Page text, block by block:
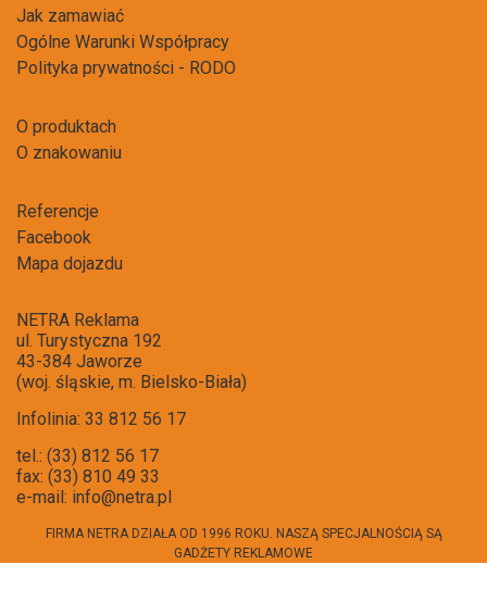
Jak zamawiać
Ogólne Warunki Współpracy
Polityka prywatności - RODO
O produktach
O znakowaniu
Referencje
Facebook
Mapa dojazdu
NETRA Reklama
ul. Turystyczna 192
43-384 Jaworze
(woj. śląskie, m. Bielsko-Biała)
Infolinia: 33 812 56 17
tel.: (33) 812 56 17
fax: (33) 810 49 33
e-mail: info@netra.pl
FIRMA NETRA DZIAŁA OD 1996 ROKU. NASZĄ SPECJALNOŚCIĄ SĄ
GADŻETY REKLAMOWE